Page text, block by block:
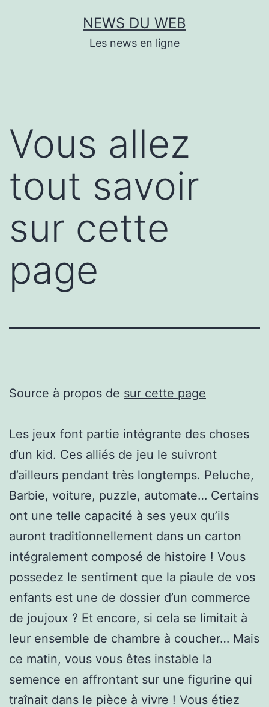
NEWS DU WEB
Les news en ligne
Vous allez
tout savoir
sur cette
page
Source à propos de sur cette page
Les jeux font partie intégrante des choses
d’un kid. Ces alliés de jeu le suivront
d’ailleurs pendant très longtemps. Peluche,
Barbie, voiture, puzzle, automate… Certains
ont une telle capacité à ses yeux qu’ils
auront traditionnellement dans un carton
intégralement composé de histoire ! Vous
possedez le sentiment que la piaule de vos
enfants est une de dossier d’un commerce
de joujoux ? Et encore, si cela se limitait à
leur ensemble de chambre à coucher… Mais
ce matin, vous vous êtes instable la
semence en affrontant sur une figurine qui
traînait dans le pièce à vivre ! Vous étiez